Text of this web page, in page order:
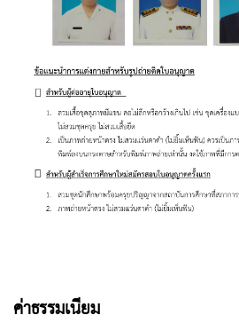
ค่าธรรมเนียม